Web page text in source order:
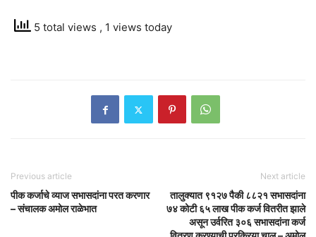
5 total views , 1 views today
Previous article
पीक कर्जाचे व्याज सभासदांना परत करणार
– संचालक अमोल राळेभात
Next article
तालुक्यात ९१२७ पैकी ८८२१ सभासदांना
७४ कोटी ६५ लाख पीक कर्ज वितरीत झाले
असून उर्वरित ३०६ सभासदांना कर्ज